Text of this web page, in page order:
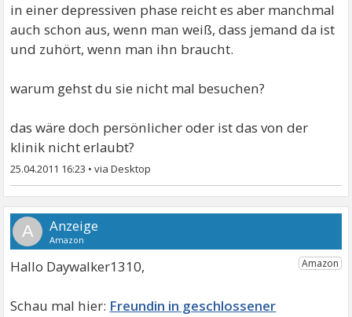
in einer depressiven phase reicht es aber manchmal
auch schon aus, wenn man weiß, dass jemand da ist
und zuhört, wenn man ihn braucht.
warum gehst du sie nicht mal besuchen?
das wäre doch persönlicher oder ist das von der
klinik nicht erlaubt?
25.04.2011 16:23 •
A
Hallo Daywalker1310,
Freundin in geschlossener